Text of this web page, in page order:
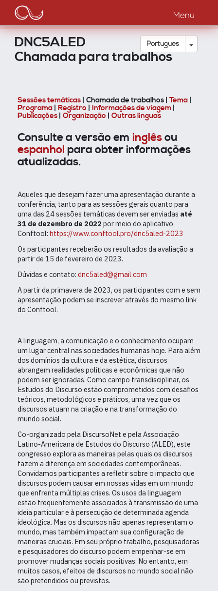
Passar
o
conteúdo
principal
Main
navigation
Menu
Português Toggle
DNC5ALED
Chamada para trabalhos
Sessões temáticas | Chamada de trabalhos | Tema
Programa Registro Informações de viagem
Publicações Organização Outras línguas
Consulte a versão em inglêsou
espanhol para obter informações
atualizadas.
Aqueles que desejam fazer uma apresentação durante a
conferência, tanto para as sessões gerais quanto para
uma das 24 sessões temáticas devem ser enviadas até
31 de dezembro de 2022 por meio do aplicativo
Conftool: https://www.conftool.pro/dnc5aled-2023
Os participantes receberão os resultados da avaliação a
partir de 15 de fevereiro de 2023.
Dúvidas e contato: dnc5aled@gmail.com
A partir da primavera de 2023, os participantes com e sem
apresentação podem se inscrever através do mesmo link
do Conftool.
A linguagem, a comunicação e o conhecimento ocupam
um lugar central nas sociedades humanas hoje. Para além
dos domínios da cultura e da estética, discursos
abrangem realidades políticas e econômicas que não
podem ser ignoradas. Como campo transdisciplinar, os
Estudos do Discurso estão comprometidos com desafios
teóricos, metodológicos e práticos, uma vez que os
discursos atuam na criação e na transformação do
mundo social.
Co-organizado pela DiscursoNet e pela Associação
Latino-Americana de Estudos do Discurso (ALED), este
congresso explora as maneiras pelas quais os discursos
fazem a diferença em sociedades contemporâneas.
Convidamos participantes a refletir sobre o impacto que
discursos podem causar em nossas vidas em um mundo
que enfrenta múltiplas crises. Os usos da linguagem
estão frequentemente associados à transmissão de uma
ideia particular e à persecução de determinada agenda
ideológica. Mas os discursos não apenas representam o
mundo, mas também impactam sua configuração de
maneiras cruciais. Em seu próprio trabalho, pesquisadoras
e pesquisadores do discurso podem empenhar-se em
promover mudanças sociais positivas. No entanto, em
muitos casos, efeitos de discursos no mundo social não
são pretendidos ou previstos.